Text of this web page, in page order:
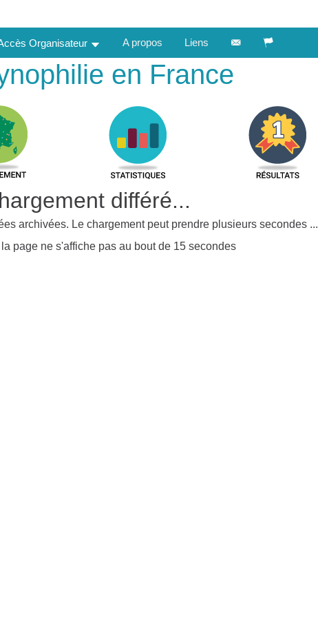
Organisateur A propos Liens
en France
différé...
archivées. Le chargement peut prendre plusieurs secondes ...
page ne s'affiche pas au bout de 15 secondes